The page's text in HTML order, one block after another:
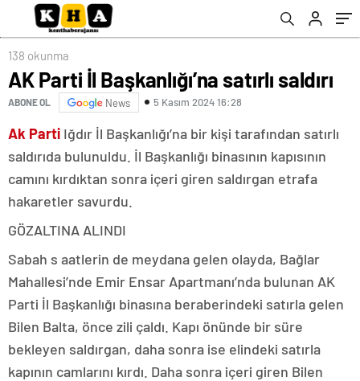
138 okunma
AK Parti İl Başkanlığı’na satırlı saldırı
ABONE OL News 5 Kasım 2024 16:28
Ak Parti Iğdır İl Başkanlığı’na bir kişi tarafından satırlı
saldırıda bulunuldu. İl Başkanlığı binasının kapısının
camını kırdıktan sonra içeri giren saldırgan etrafa
hakaretler savurdu.
GÖZALTINA ALINDI
Sabah s aatlerin de meydana gelen olayda, Bağlar
Mahallesi’nde Emir Ensar Apartmanı’nda bulunan AK
Parti İl Başkanlığı binasına beraberindeki satırla gelen
Bilen Balta, önce zili çaldı. Kapı önünde bir süre
bekleyen saldırgan, daha sonra ise elindeki satırla
kapının camlarını kırdı. Daha sonra içeri giren Bilen